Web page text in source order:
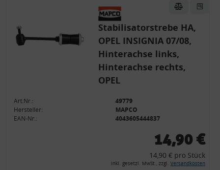
Stabilisatorstrebe HA,
OPEL INSIGNIA 07/08,
Hinterachse links,
Hinterachse rechts,
OPEL
Art.Nr.:
49779
Hersteller:
MAPCO
EAN-Nr.:
4043605444837
14,90 €
14,90 € pro Stück
inkl. gesetzl. MwSt., zzgl. Versandkosten